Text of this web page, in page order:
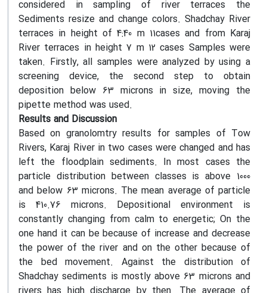
considered in sampling of river terraces the
Sediments resize and change colors. Shadchay River
terraces in height of 4:40 m 11cases and from Karaj
River terraces in height 7 m 12 cases Samples were
taken. Firstly, all samples were analyzed by using a
screening device, the second step to obtain
deposition below 63 microns in size, moving the
pipette method was used.
Results and Discussion
Based on granolomtry results for samples of Tow
Rivers, Karaj River in two cases were changed and has
left the floodplain sediments. In most cases the
particle distribution between classes is above 1000
and below 63 microns. The mean average of particle
is 410.76 microns. Depositional environment is
constantly changing from calm to energetic; On the
one hand it can be because of increase and decrease
the power of the river and on the other because of
the bed movement. Against the distribution of
Shadchay sediments is mostly above 63 microns and